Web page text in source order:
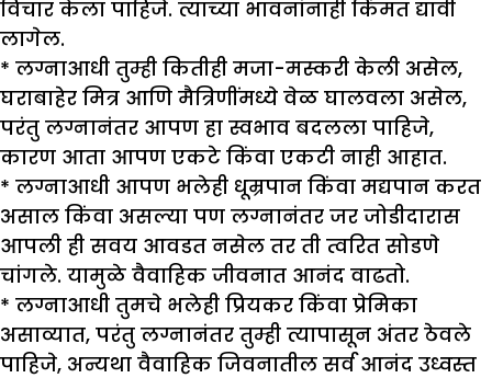
विचार केला पाहिजे. त्याच्या भावनांनाही किंमत द्यावी
लागेल.
* लग्नाआधी तुम्ही कितीही मजा-मस्करी केली असेल,
घराबाहेर मित्र आणि मैत्रिणींमध्ये वेळ घालवला असेल,
परंतु लग्नानंतर आपण हा स्वभाव बदलला पाहिजे,
कारण आता आपण एकटे किंवा एकटी नाही आहात.
* लग्नाआधी आपण भलेही धूम्रपान किंवा मद्यपान करत
असाल किंवा असल्या पण लग्नानंतर जर जोडीदारास
आपली ही सवय आवडत नसेल तर ती त्वरित सोडणे
चांगले. यामुळे वैवाहिक जीवनात आनंद वाढतो.
* लग्नाआधी तुमचे भलेही प्रियकर किंवा प्रेमिका
असाव्यात, परंतु लग्नानंतर तुम्ही त्यापासून अंतर ठेवले
पाहिजे, अन्यथा वैवाहिक जिवनातील सर्व आनंद उध्वस्त